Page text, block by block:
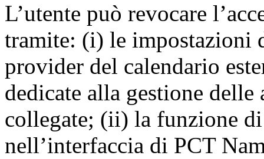
L’utente può revocare
tramite: (i) le impostazioni
provider del calendario
dedicate alla gestione
collegate; (ii) la funzione
nell’interfaccia di PCT